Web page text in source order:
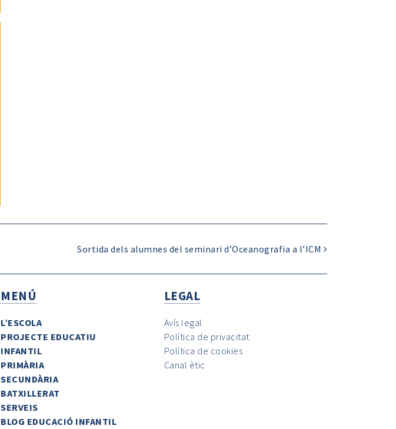
Sortida dels alumnes del seminari d’Oceanografia a l’ICM
MENÚ
L’ESCOLA
PROJECTE EDUCATIU
INFANTIL
PRIMÀRIA
SECUNDÀRIA
BATXILLERAT
SERVEIS
BLOG EDUCACIÓ INFANTIL
LEGAL
Avís legal
Política de privacitat
Política de cookies
Canal ètic